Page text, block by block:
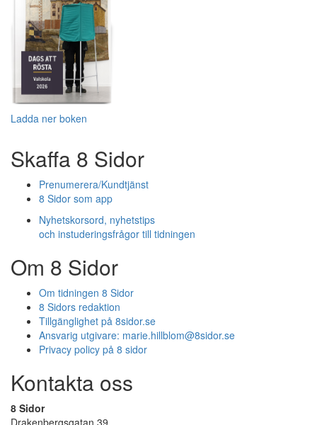
Ladda ner boken
Skaffa 8 Sidor
Prenumerera/Kundtjänst
8 Sidor som app
Nyhetskorsord, nyhetstips
och instuderingsfrågor till tidningen
Om 8 Sidor
Om tidningen 8 Sidor
8 Sidors redaktion
Tillgänglighet på 8sidor.se
Ansvarig utgivare: marie.hillblom@8sidor.se
Privacy policy på 8 sidor
Kontakta oss
8 Sidor